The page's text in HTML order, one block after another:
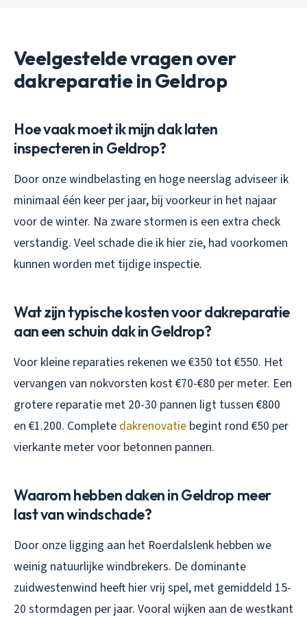
Veelgestelde vragen over
dakreparatie in Geldrop
Hoe vaak moet ik mijn dak laten
inspecteren in Geldrop?
Door onze windbelasting en hoge neerslag adviseer ik
minimaal één keer per jaar, bij voorkeur in het najaar
voor de winter. Na zware stormen is een extra check
verstandig. Veel schade die ik hier zie, had voorkomen
kunnen worden met tijdige inspectie.
Wat zijn typische kosten voor dakreparatie
aan een schuin dak in Geldrop?
Voor kleine reparaties rekenen we €350 tot €550. Het
vervangen van nokvorsten kost €70-€80 per meter. Een
grotere reparatie met 20-30 pannen ligt tussen €800
en €1.200. Complete dakrenovatie begint rond €50 per
vierkante meter voor betonnen pannen.
Waarom hebben daken in Geldrop meer
last van windschade?
Door onze ligging aan het Roerdalslenk hebben we
weinig natuurlijke windbrekers. De dominante
zuidwestenwind heeft hier vrij spel, met gemiddeld 15-
20 stormdagen per jaar. Vooral wijken aan de westkant